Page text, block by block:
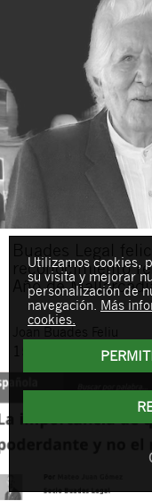
reconocimiento
Año de
JoanBuades Feliu
15 de mayo de
Utilizamos cookies,
su visita y mejorar
personalización de
navegación. Más
cookies.